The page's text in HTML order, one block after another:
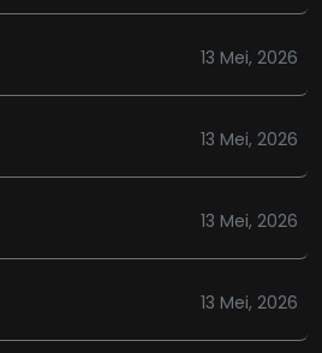
13 Mei, 2026
13 Mei, 2026
13 Mei, 2026
13 Mei, 2026